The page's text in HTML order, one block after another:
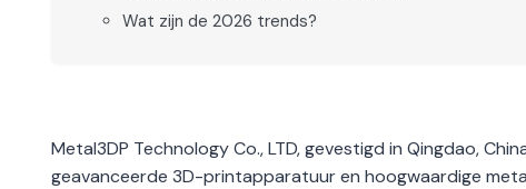
Wat zijn de 2026 trends?
Metal3DP Technology Co., LTD, gevestigd in Qingdao,
geavanceerde 3D-printapparatuur en hoogwaardige